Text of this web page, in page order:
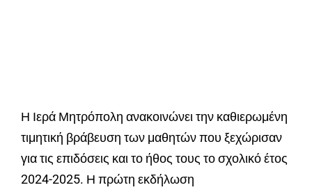
Η Ιερά Μητρόπολη ανακοινώνει την καθιερωμένη
τιμητική βράβευση των μαθητών που ξεχώρισαν
για τις επιδόσεις και το ήθος τους το σχολικό έτος
2024-2025. Η πρώτη εκδήλωση